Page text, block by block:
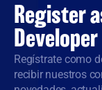
Register
Developer
Regístrate como
recibir nuestros